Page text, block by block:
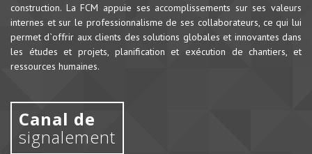
construction. La FCM appuie ses accomplissements sur ses valeurs
internes et sur le professionnalisme de ses collaborateurs, ce qui lui
permet d`offrir aux clients des solutions globales et innovantes dans
les études et projets, planification et exécution de chantiers, et
ressources humaines.
Canal de
signalement